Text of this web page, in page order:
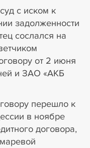
с иском к
задолженности
сослался на
от 2 июня
и ЗАО «АКБ
перешло к
в ноябре
договора,